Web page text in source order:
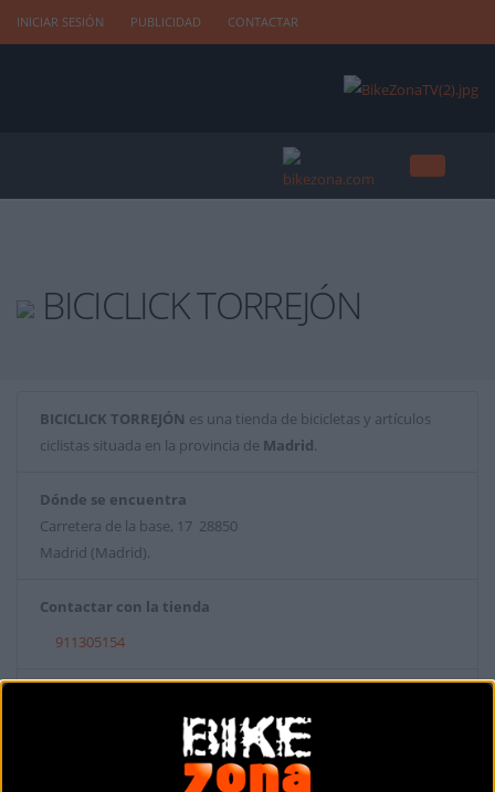
INICIAR SESIÓN PUBLICIDAD CONTACTAR
BICICLICK TORREJÓN
BICICLICK TORREJÓN es una tienda de bicicletas y artículos
ciclistas situada en la provincia de Madrid.
Dónde se encuentra
Carretera de la base, 17 28850
Madrid (Madrid).
Contactar con la tienda
911305154